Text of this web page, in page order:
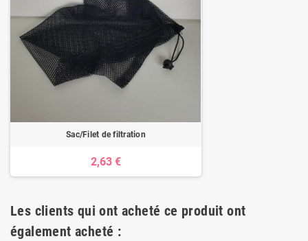
Sac/Filet de filtration
2,63 €
Les clients qui ont acheté ce produit ont
également acheté :